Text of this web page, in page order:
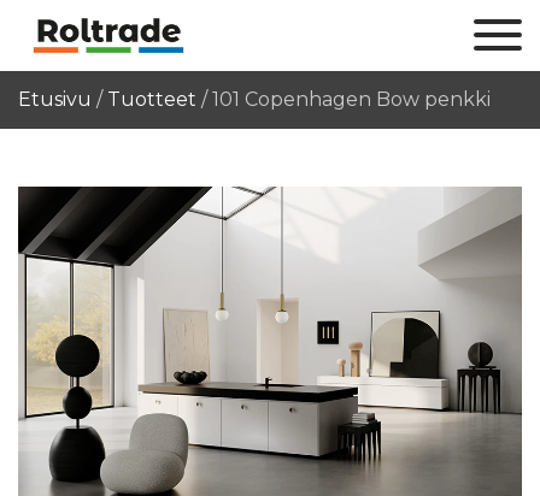
Etusivu / Tuotteet /101 Copenhagen Bow penkki